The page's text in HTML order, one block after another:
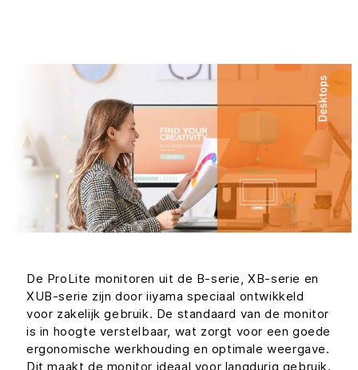
De ProLite monitoren uit de B-serie, XB-serie en
XUB-serie zijn door iiyama speciaal ontwikkeld
voor zakelijk gebruik. De standaard van de monitor
is in hoogte verstelbaar, wat zorgt voor een goede
ergonomische werkhouding en optimale weergave.
Dit maakt de monitor ideaal voor langdurig gebruik.